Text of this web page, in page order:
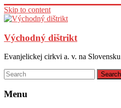
Skip to content
Východný dištrikt
Evanjelickej cirkvi a. v. na Slovensku
Menu